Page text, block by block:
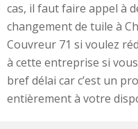
cas, il faut faire appel à
changement de tuile à
Couvreur 71 si voulez
à cette entreprise si
bref délai car c’est un
entièrement à votre